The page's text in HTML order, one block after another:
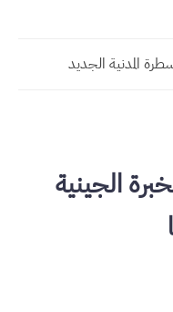
الجينية